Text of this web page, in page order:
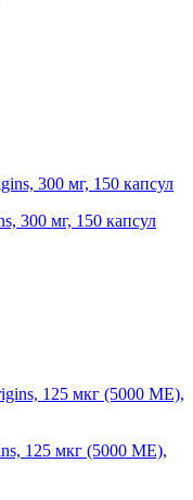
300 мг, 150 капсул
125 мкг (5000 МЕ),